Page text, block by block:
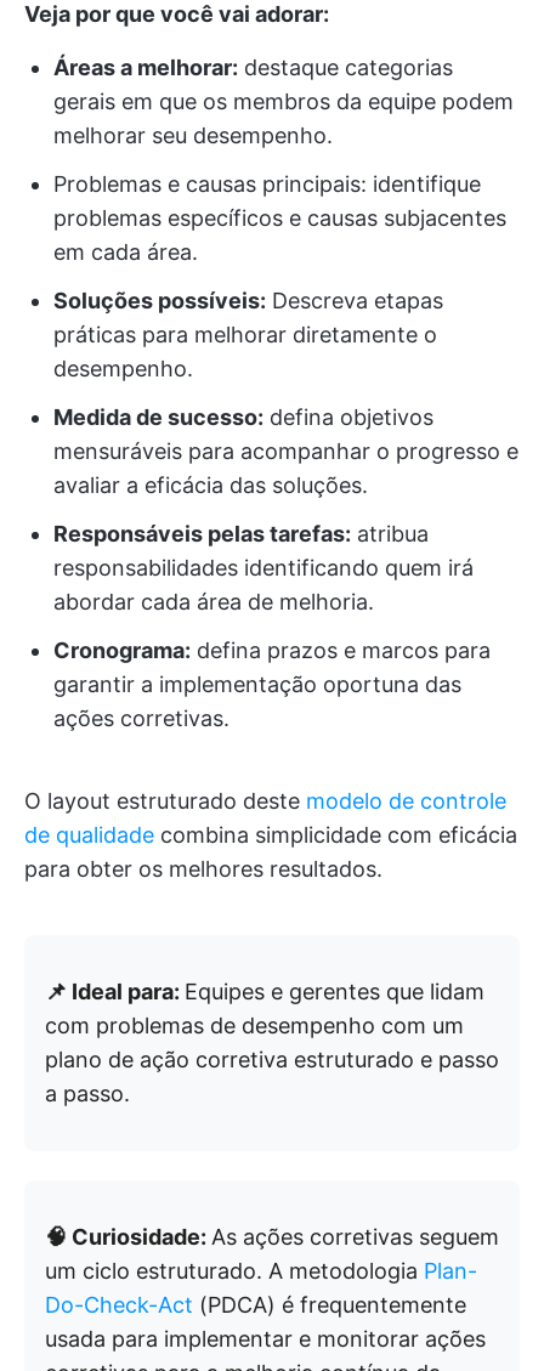
Veja por que você vai adorar:
Áreas a melhorar: destaque categorias
gerais em que os membros da equipe podem
melhorar seu desempenho.
Problemas e causas principais: identifique
problemas específicos e causas subjacentes
em cada área.
Soluções possíveis: Descreva etapas
práticas para melhorar diretamente o
desempenho.
Medida de sucesso: defina objetivos
mensuráveis para acompanhar o progresso e
avaliar a eficácia das soluções.
Responsáveis pelas tarefas: atribua
responsabilidades identificando quem irá
abordar cada área de melhoria.
Cronograma: defina prazos e marcos para
garantir a implementação oportuna das
ações corretivas.
O layout estruturado deste modelo de controle
de qualidade combina simplicidade com eficácia
para obter os melhores resultados.
📌 Ideal para: Equipes e gerentes que lidam
com problemas de desempenho com um
plano de ação corretiva estruturado e passo
a passo.
🧠 Curiosidade: As ações corretivas seguem
um ciclo estruturado. A metodologia Plan-
Do-Check-Act (PDCA) é frequentemente
usada para implementar e monitorar ações